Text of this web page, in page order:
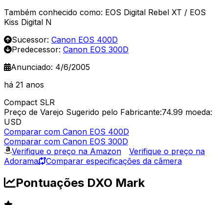
Também conhecido como: EOS Digital Rebel XT / EOS
Kiss Digital N
Sucessor: Canon EOS 400D
Predecessor: Canon EOS 300D
Anunciado: 4/6/2005
há 21 anos
Compact SLR
Preço de Varejo Sugerido pelo Fabricante:74.99 moeda:
USD
Comparar com Canon EOS 400D
Comparar com Canon EOS 300D
Verifique o preço na Amazon
Verifique o preço na
Adorama
Comparar especificações da câmera
Pontuações DXO Mark